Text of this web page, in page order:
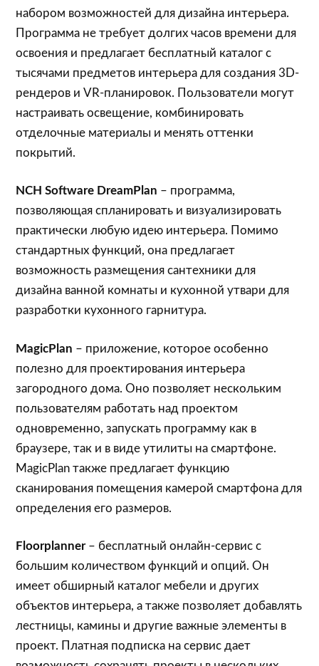
набором возможностей для дизайна интерьера.
Программа не требует долгих часов времени для
освоения и предлагает бесплатный каталог с
тысячами предметов интерьера для создания 3D-
рендеров и VR-планировок. Пользователи могут
настраивать освещение, комбинировать
отделочные материалы и менять оттенки
покрытий.
NCH Software DreamPlan – программа,
позволяющая спланировать и визуализировать
практически любую идею интерьера. Помимо
стандартных функций, она предлагает
возможность размещения сантехники для
дизайна ванной комнаты и кухонной утвари для
разработки кухонного гарнитура.
MagicPlan – приложение, которое особенно
полезно для проектирования интерьера
загородного дома. Оно позволяет нескольким
пользователям работать над проектом
одновременно, запускать программу как в
браузере, так и в виде утилиты на смартфоне.
MagicPlan также предлагает функцию
сканирования помещения камерой смартфона для
определения его размеров.
Floorplanner– бесплатный онлайн-сервис с
большим количеством функций и опций. Он
имеет обширный каталог мебели и других
объектов интерьера, а также позволяет добавлять
лестницы, камины и другие важные элементы в
проект. Платная подписка на сервис дает